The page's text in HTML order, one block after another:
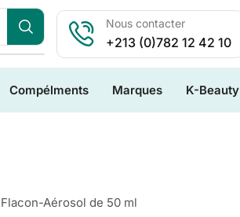
Nous contacter
+213 (0)782 12 42 10
Compélments Marques K-Beauty
Flacon-Aérosol de 50 ml